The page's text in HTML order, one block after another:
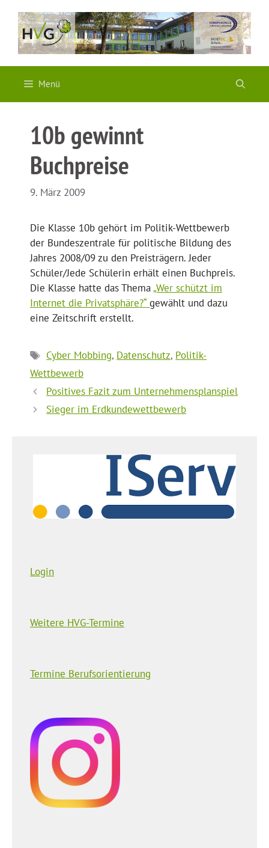
Inhalt
springen
Menü
10b gewinnt
Buchpreise
9. März 2009
Die Klasse 10b gehört im Politik-Wettbewerb
der Bundeszentrale für politische Bildung des
Jahres 2008/09 zu den Preisträgern. Jeder
Schüler/Jede Schülerin erhält einen Buchpreis.
Die Klasse hatte das Thema„Wer schützt im
Internet die Privatsphäre?“ gewählt und dazu
eine Zeitschrift erstellt.
Schlagwörter
Cyber Mobbing, Datenschutz, Politik-
Wettbewerb
Positives Fazit zum Unternehmensplanspiel
Sieger im Erdkundewettbewerb
Login
Weitere HVG-Termine
Termine Berufsorientierung